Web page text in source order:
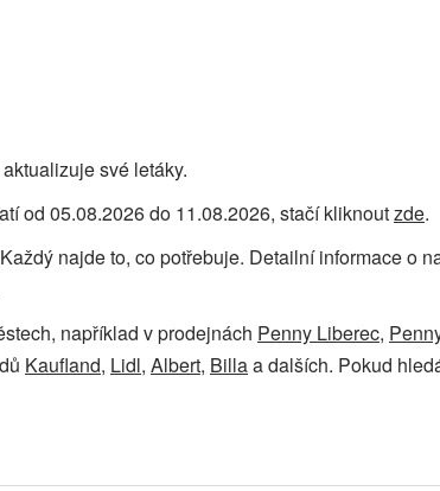
své letáky.
od 05.08.2026 do 11.08.2026, stačí kliknoutzde.
najde to, co potřebuje. Detailní informace o
například v prodejnách Penny Liberec,
Kaufland, Lidl, Albert, Billaa dalších. Pokud